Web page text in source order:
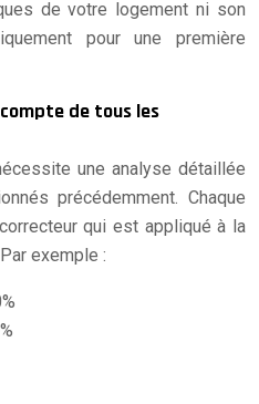
de votre logement ni son
pour une première
de tous les
une analyse détaillée
précédemment. Chaque
qui est appliqué à la
exemple :